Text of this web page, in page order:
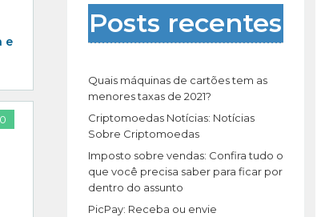
e
s
a
r
o
r
:
Posts recentes
Quais máquinas de cartões tem as
menores taxas de 2021?
Criptomoedas Notícias: Notícias
Sobre Criptomoedas
Imposto sobre vendas: Confira tudo o
que você precisa saber para ficar por
dentro do assunto
PicPay: Receba ou envie